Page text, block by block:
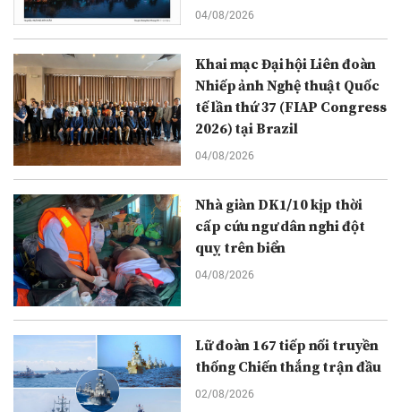
04/08/2026
Khai mạc Đại hội Liên đoàn
Nhiếp ảnh Nghệ thuật Quốc
tế lần thứ 37 (FIAP Congress
2026) tại Brazil
04/08/2026
Nhà giàn DK1/10 kịp thời
cấp cứu ngư dân nghi đột
quỵ trên biển
04/08/2026
Lữ đoàn 167 tiếp nối truyền
thống Chiến thắng trận đầu
02/08/2026